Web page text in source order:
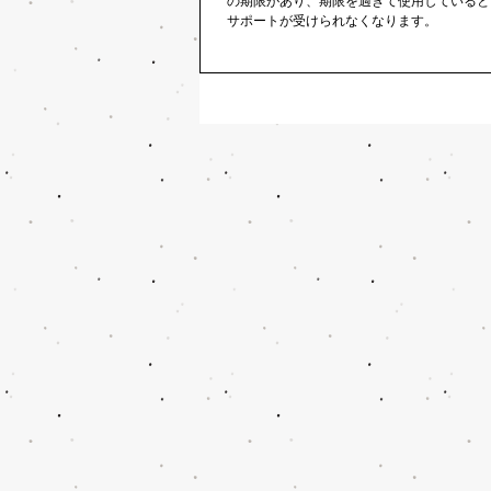
サポートが受けられなくなります。